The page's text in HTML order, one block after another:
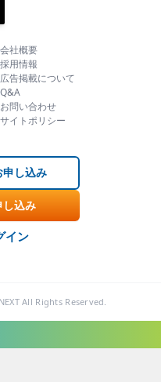
会社概要
採用情報
広告掲載について
Q&A
お問い合わせ
サイトポリシー
申し込み
し込み
イン
All Rights Reserved.